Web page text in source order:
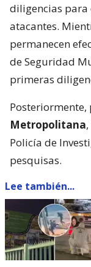
diligencias para
atacantes.
permanecen
de Seguridad
primeras
Metropolitana
Policía de
pesquisas.
Lee también...